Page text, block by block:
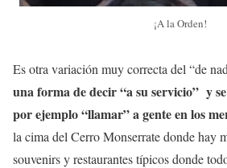
¡A la Orden!
Es otra variación muy correcta del “de
una forma de decir “a su servicio” y
por ejemplo “llamar” a gente en los
la cima del Cerro Monserrate donde hay
souvenirs y restaurantes típicos donde